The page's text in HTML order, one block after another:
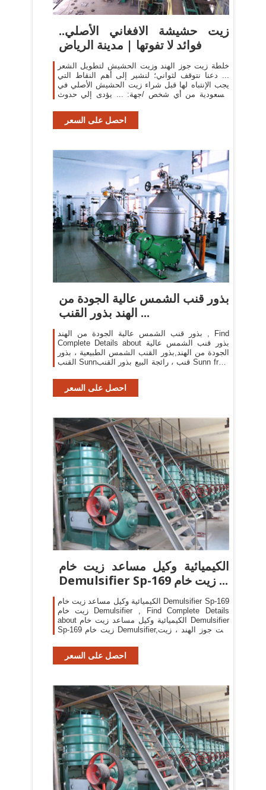
زيت حشيشة الافغاني الأصلي..
فوائد لا تفوتها | مدينة الرياض
خلطة زيت جوز الهند وزيت الحشيش لتطويل الشعر
... دعنا نتوقف لثواني؛ لنشير إلى أهم النقاط التي
يجب الإنتباه لها قبل شراء زيت الحشيش الأصلي في
السعودية من أي شخص /جهة: ... يؤدى إلي حدوث
احصل على السعر
بذور قنب الشمس عالية الجودة من
الهند بذور القنب ...
بذور قنب الشمس عالية الجودة من الهند , Find
Complete Details about بذور قنب الشمس عالية
الجودة من الهند,بذور القنب الشمس الطبيعية ، بذور
القنب Sunnقنب ، رائجة البيع بذور القنب Sunn from
GLOBAL CARE PRIVATE LIMITED
احصل على السعر
الكيميائية وكيل مساعد زيت خام
Demulsifier Sp-169 زيت خام ...
الكيميائية وكيل مساعد زيت خام Demulsifier Sp-169
زيت خام Demulsifier , Find Complete Details
about الكيميائية وكيل مساعد زيت خام Demulsifier
Sp-169 زيت خام Demulsifier,زيت جوز الهند ، زيت
Petroleum Additives Supplier or Manufacturer-
Tianjin Hero-Land S&T ...
احصل على السعر